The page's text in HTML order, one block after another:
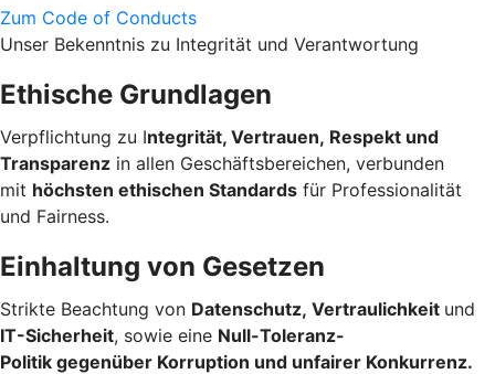
Zum Code of Conducts
Unser Bekenntnis zu Integrität und Verantwortung
Ethische Grundlagen
Verpflichtung zu Integrität, Vertrauen, Respekt und
Transparenz in allen Geschäftsbereichen, verbunden
mit höchsten ethischen Standards für Professionalität
und Fairness.
Einhaltung von Gesetzen
Strikte Beachtung von Datenschutz, Vertraulichkeit und
IT-Sicherheit, sowie eine Null-Toleranz-
Politik gegenüber Korruption und unfairer Konkurrenz.